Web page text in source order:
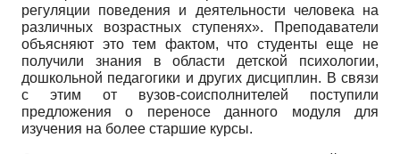
регуляции поведения и деятельности человека на
различных возрастных ступенях». Преподаватели
объясняют это тем фактом, что студенты еще не
получили знания в области детской психологии,
дошкольной педагогики и других дисциплин. В связи
с этим от вузов-соисполнителей поступили
предложения о переносе данного модуля для
изучения на более старшие курсы.